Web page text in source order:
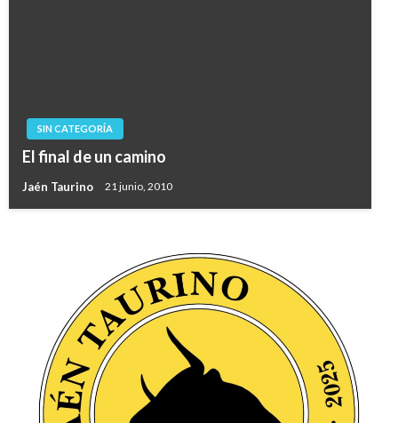
SIN CATEGORÍA
El final de un camino
Jaén Taurino 21 junio, 2010